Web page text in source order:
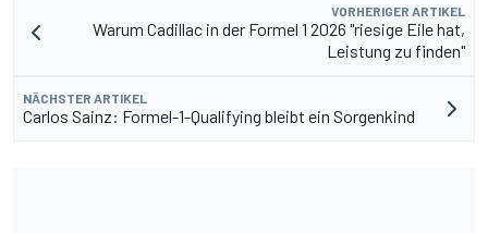
VORHERIGER ARTIKEL
Warum Cadillac in der Formel 1 2026 "riesige Eile hat,
Leistung zu finden"
NÄCHSTER ARTIKEL
Carlos Sainz: Formel-1-Qualifying bleibt ein Sorgenkind